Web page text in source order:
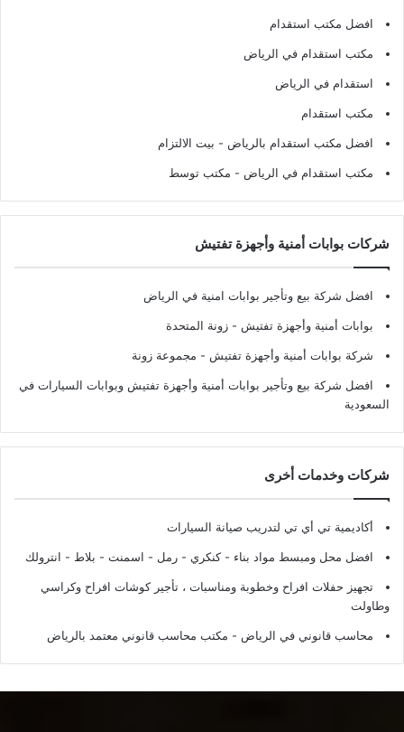
افضل مكتب استقدام
مكتب استقدام في الرياض
استقدام في الرياض
مكتب استقدام
افضل مكتب استقدام بالرياض - بيت الالتزام
مكتب استقدام في الرياض - مكتب توسط
شركات بوابات أمنية وأجهزة تفتيش
افضل شركة بيع وتأجير بوابات امنية في الرياض
بوابات أمنية وأجهزة تفتيش - زونة المتحدة
شركة بوابات أمنية وأجهزة تفتيش - مجموعة زونة
افضل شركة بيع وتأجير بوابات أمنية وأجهزة تفتيش وبوابات السيارات في
السعودية
شركات وخدمات أخرى
أكاديمية تي أي تي لتدريب صيانة السيارات
افضل محل ومبسط مواد بناء - كنكري - رمل - اسمنت - بلاط - انترولك
تجهيز حفلات افراح وخطوبة ومناسبات ، تأجير كوشات افراح وكراسي
وطاولت
محاسب قانوني في الرياض - مكتب محاسب قانوني معتمد بالرياض